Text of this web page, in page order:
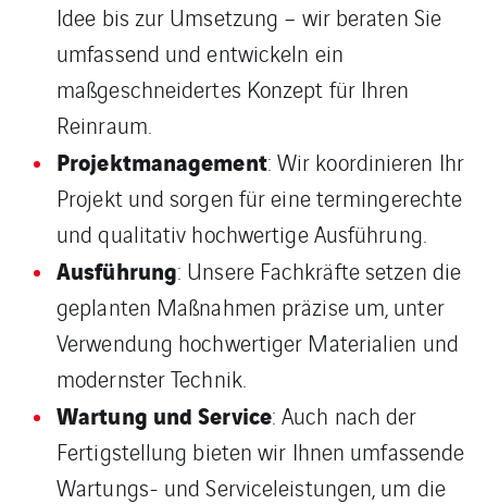
Idee bis zur Umsetzung – wir beraten Sie
umfassend und entwickeln ein
maßgeschneidertes Konzept für Ihren
Reinraum.
Projektmanagement: Wir koordinieren Ihr
Projekt und sorgen für eine termingerechte
und qualitativ hochwertige Ausführung.
Ausführung: Unsere Fachkräfte setzen die
geplanten Maßnahmen präzise um, unter
Verwendung hochwertiger Materialien und
modernster Technik.
Wartung und Service: Auch nach der
Fertigstellung bieten wir Ihnen umfassende
Wartungs- und Serviceleistungen, um die